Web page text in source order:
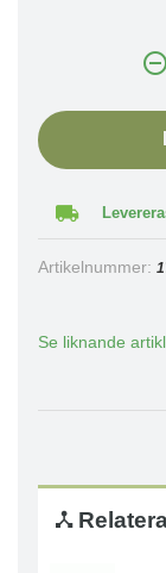
Artikelnummer:
Se liknande